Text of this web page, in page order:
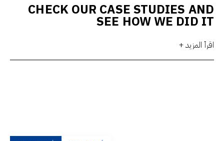
CHECK OUR CASE STUDIES AND
SEE HOW WE DID IT
اقرأ المزيد +